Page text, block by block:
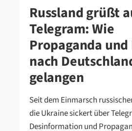
Russland grüßt
Telegram: Wie
Propaganda und
nach
gelangen
Seit dem Einmarsch
die Ukraine sickert über
Desinformation und